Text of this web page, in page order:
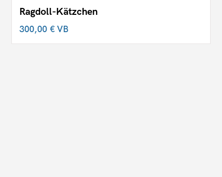
Ragdoll-Kätzchen
300,00 €VB